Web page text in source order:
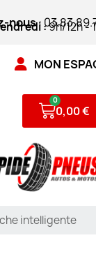
nous: :9h/12h -
MON
0,00 €